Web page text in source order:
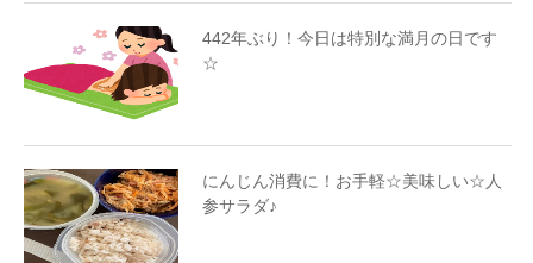
442年ぶり！今日は特別な満月の日です
☆
にんじん消費に！お手軽☆美味しい☆人
参サラダ♪